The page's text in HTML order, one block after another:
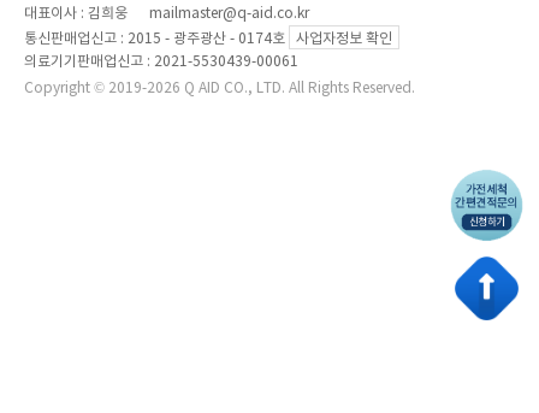
대표이사 : 김희웅 mailmaster@q-aid.co.kr
통신판매업신고 : 2015 - 광주광산 - 0174호
사업자정보 확인
의료기기판매업신고 : 2021-5530439-00061
Copyright © 2019-2026 Q AID CO., LTD. All Rights Reserved.